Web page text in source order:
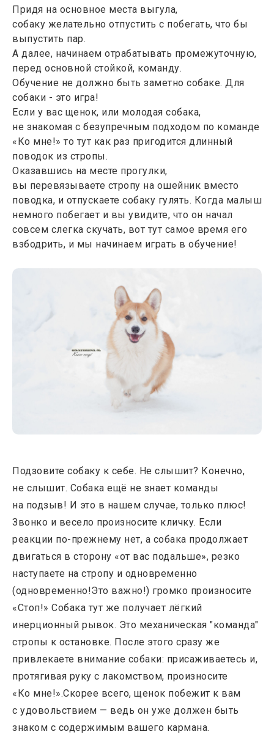
Придя на основное места выгула,
собаку желательно отпустить с побегать, что бы
выпустить пар.
А далее, начинаем отрабатывать промежуточную,
перед основной стойкой, команду.
Обучение не должно быть заметно собаке. Для
собаки - это игра!
Если у вас щенок, или молодая собака,
не знакомая с безупречным подходом по команде
«Ко мне!» то тут как раз пригодится длинный
поводок из стропы.
Оказавшись на месте прогулки,
вы перевязываете стропу на ошейник вместо
поводка, и отпускаете собаку гулять. Когда малыш
немного побегает и вы увидите, что он начал
совсем слегка скучать, вот тут самое время его
взбодрить, и мы начинаем играть в обучение!
Подзовите собаку к себе. Не слышит? Конечно,
не слышит. Собака ещё не знает команды
на подзыв! И это в нашем случае, только плюс!
Звонко и весело произносите кличку. Если
реакции по-прежнему нет, а собака продолжает
двигаться в сторону «от вас подальше», резко
наступаете на стропу и одновременно
(одновременно!Это важно!) громко произносите
«Стоп!» Собака тут же получает лёгкий
инерционный рывок. Это механическая "команда"
стропы к остановке. После этого сразу же
привлекаете внимание собаки: присаживаетесь и,
протягивая руку с лакомством, произносите
«Ко мне!».Скорее всего, щенок побежит к вам
с удовольствием — ведь он уже должен быть
знаком с содержимым вашего кармана.